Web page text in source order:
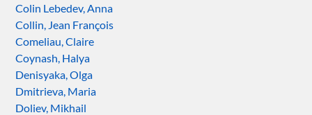
Colin Lebedev, Anna
Collin, Jean François
Comeliau, Claire
Coynash, Halya
Denisyaka, Olga
Dmitrieva, Maria
Doliev, Mikhail